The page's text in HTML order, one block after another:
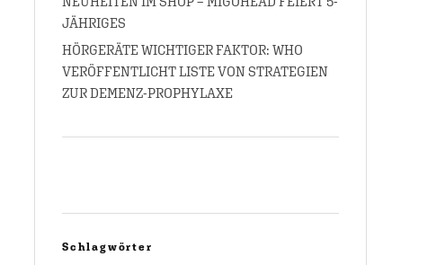
JÄHRIGES
HÖRGERÄTE WICHTIGER FAKTOR: WHO
VERÖFFENTLICHT LISTE VON STRATEGIEN
ZUR DEMENZ-PROPHYLAXE
Schlagwörter